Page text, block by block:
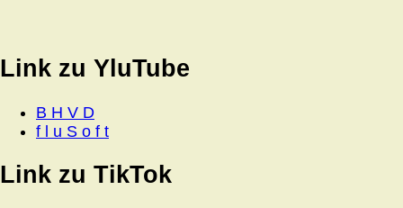
Link zu YluTube
B H V D
f l u S o f t
Link zu TikTok